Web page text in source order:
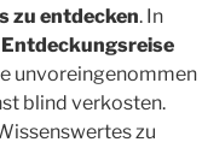
zu entdecken. In
Entdeckungsreise
unvoreingenommen
blind verkosten.
zu